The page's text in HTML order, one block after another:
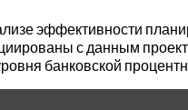
эффективности
с данным
банковской